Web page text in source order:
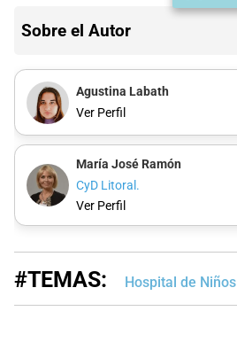
Sobre el Autor
Agustina Labath
Ver Perfil
María José Ramón
CyD Litoral.
Ver Perfil
#TEMAS: Hospital de